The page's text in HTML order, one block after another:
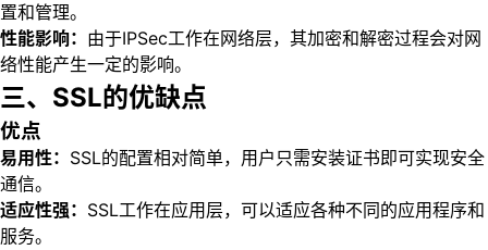
置和管理。
性能影响： 由于IPSec工作在网络层，其加密和解密过程会对网
络性能产生一定的影响。
三、SSL的优缺点
优点
易用性： SSL的配置相对简单，用户只需安装证书即可实现安全
通信。
适应性强： SSL工作在应用层，可以适应各种不同的应用程序和
服务。